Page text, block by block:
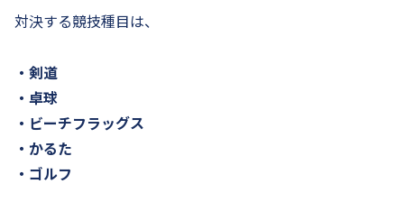
対決する競技種目は、
・剣道
・卓球
・ビーチフラッグス
・かるた
・ゴルフ